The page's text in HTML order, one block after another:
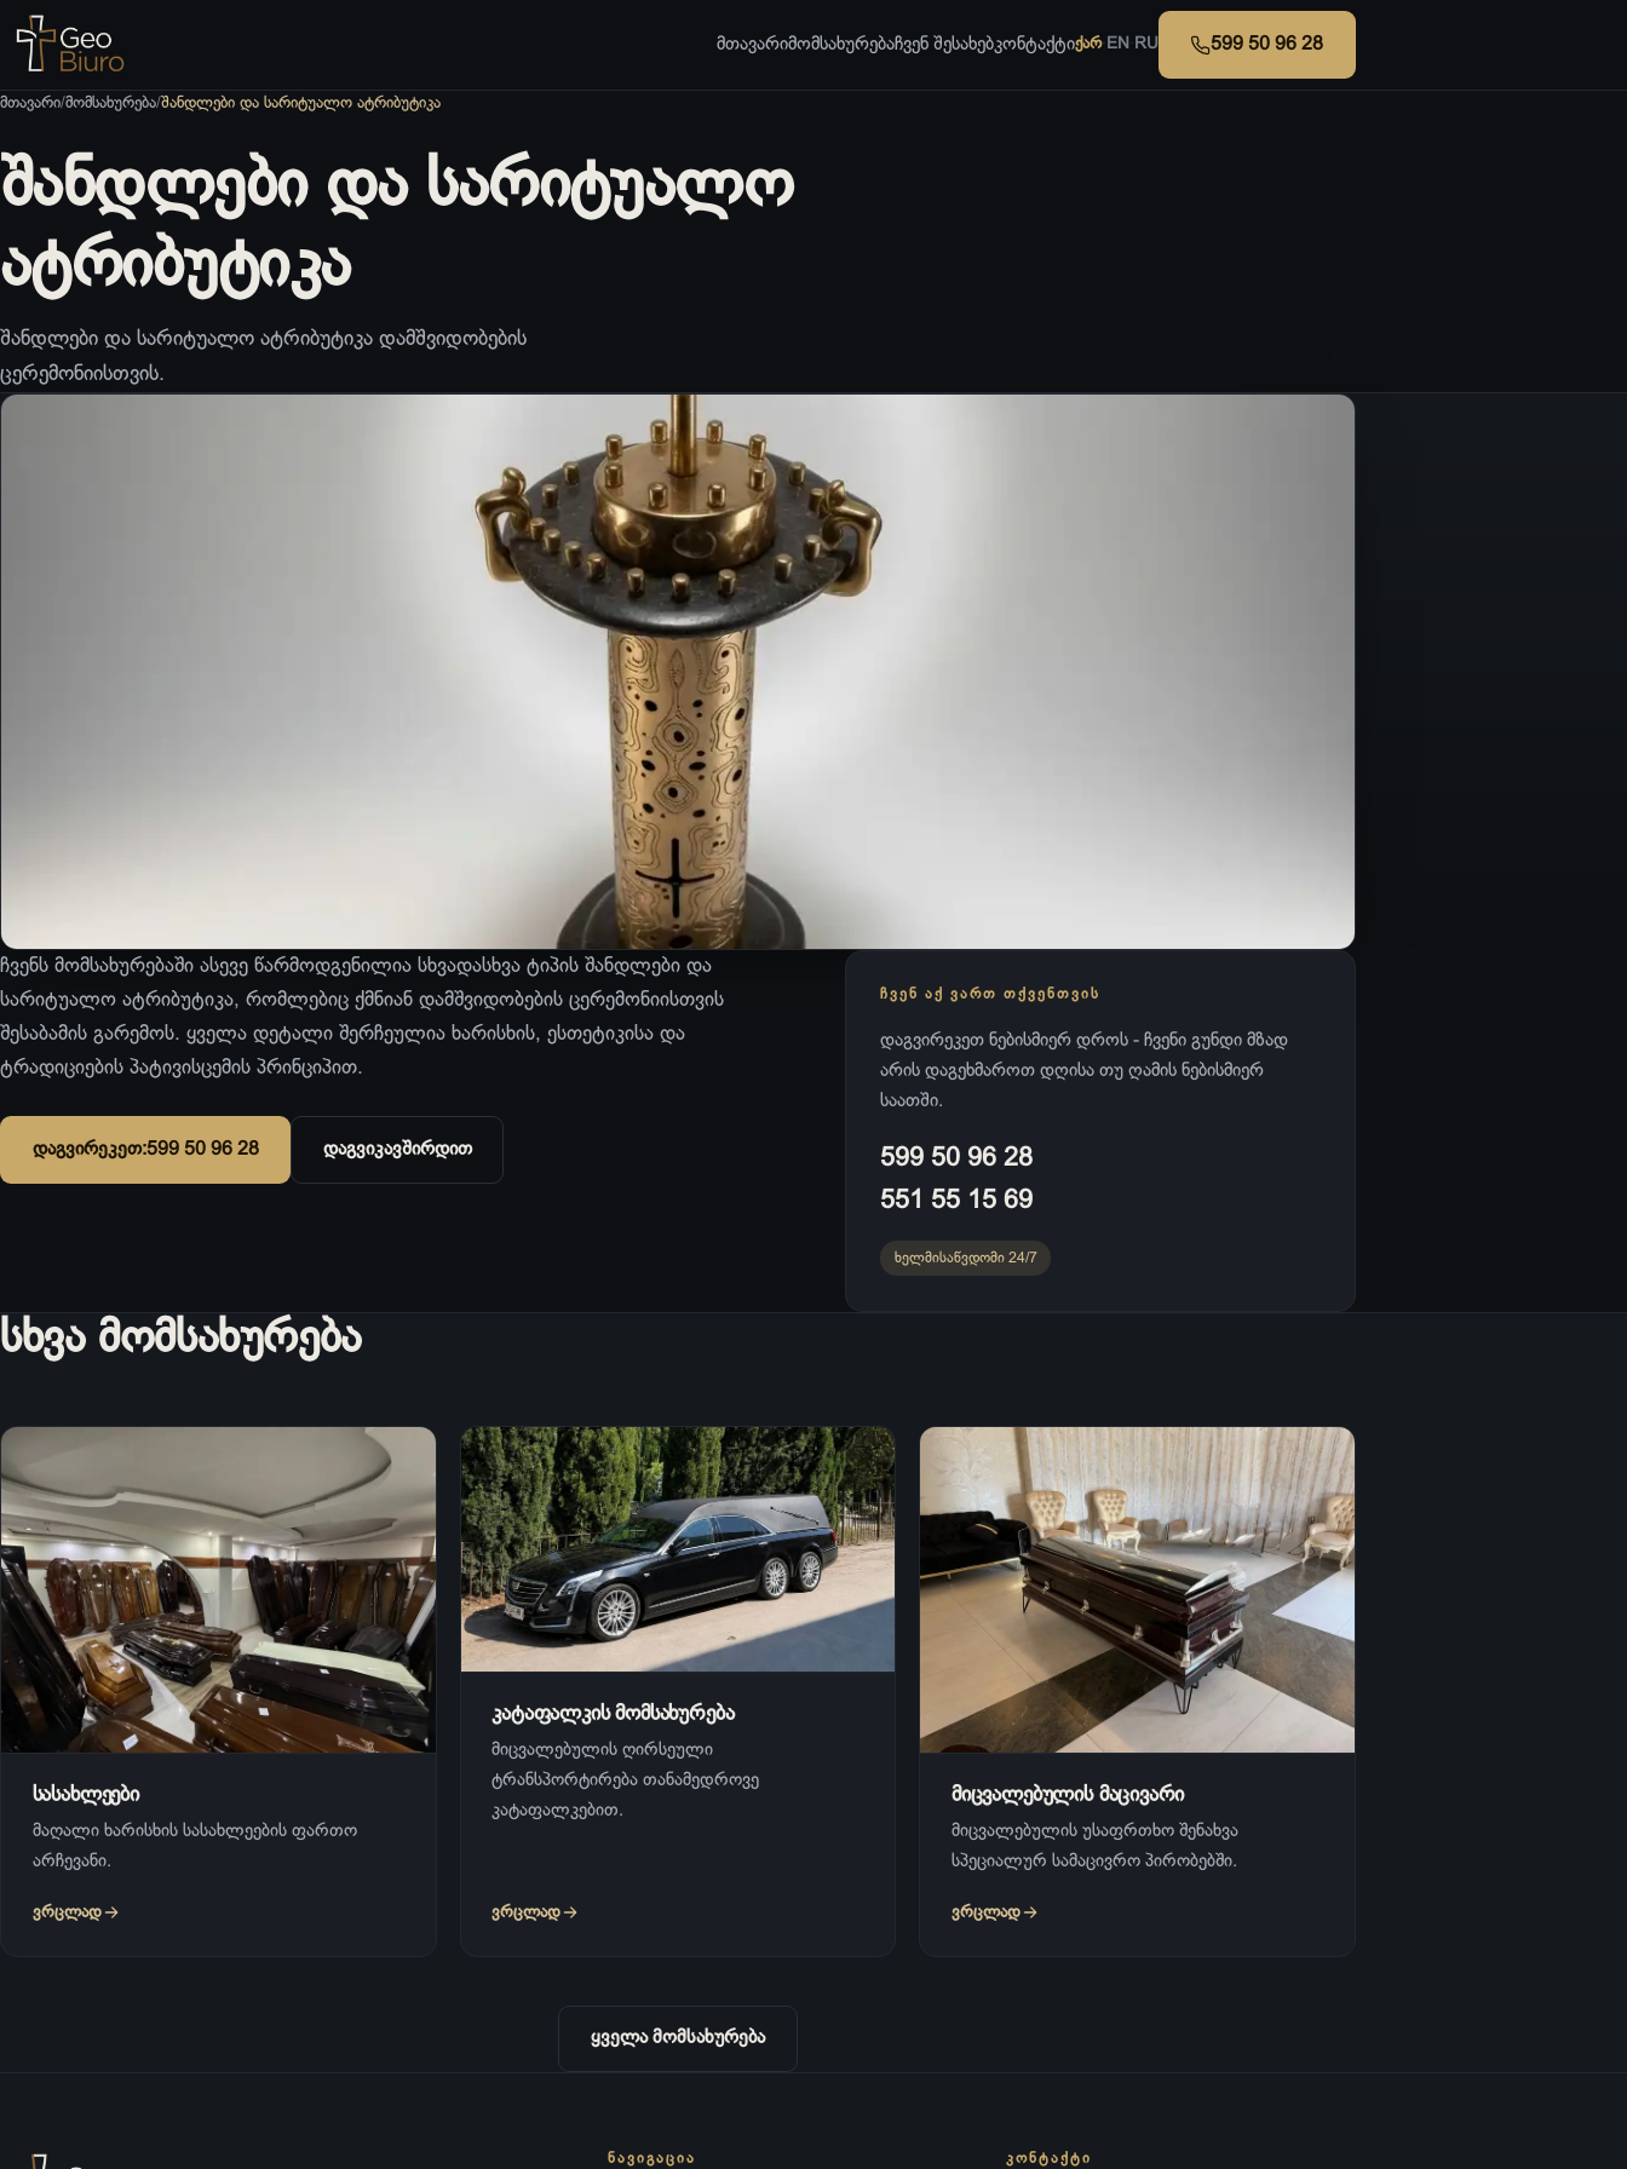
მთავარიმომსახურებაჩვენ შესახებკონტაქტიქარ· EN · RU 599 50 96 28
მთავარი/მომსახურება/შანდლები და სარიტუალო ატრიბუტიკა
შანდლები და სარიტუალო
ატრიბუტიკა
შანდლები და სარიტუალო ატრიბუტიკა დამშვიდობების
ცერემონიისთვის.
ჩვენს მომსახურებაში ასევე წარმოდგენილია სხვადასხვა ტიპის შანდლები და
სარიტუალო ატრიბუტიკა, რომლებიც ქმნიან დამშვიდობების ცერემონიისთვის
შესაბამის გარემოს. ყველა დეტალი შერჩეულია ხარისხის, ესთეტიკისა და
ტრადიციების პატივისცემის პრინციპით.
დაგვირეკეთ:599 50 96 28 დაგვიკავშირდით
ᲩᲕᲔᲜ ᲐᲥ ᲕᲐᲠᲗ ᲗᲥᲕᲔᲜᲗᲕᲘᲡ
დაგვირეკეთ ნებისმიერ დროს - ჩვენი გუნდი მზად
არის დაგეხმაროთ დღისა თუ ღამის ნებისმიერ
საათში.
599 50 96 28
551 55 15 69
ხელმისაწვდომი 24/7
სხვა მომსახურება
სასახლეები
მაღალი ხარისხის სასახლეების ფართო
არჩევანი.
ვრცლად
კატაფალკის მომსახურება
მიცვალებულის ღირსეული
ტრანსპორტირება თანამედროვე
კატაფალკებით.
ვრცლად
მიცვალებულის მაცივარი
მიცვალებულის უსაფრთხო შენახვა
სპეციალურ სამაცივრო პირობებში.
ვრცლად
ყველა მომსახურება
ᲜᲐᲕᲘᲒᲐᲪᲘᲐ ᲙᲝᲜᲢᲐᲥᲢᲘ